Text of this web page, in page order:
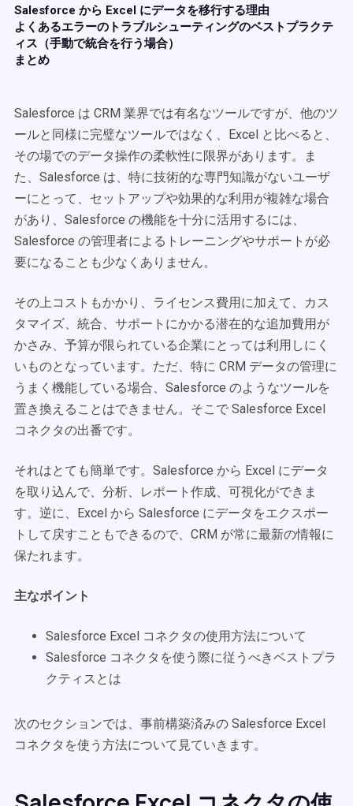
Salesforce から Excel にデータを移行する理由
よくあるエラーのトラブルシューティングのベストプラクテ
ィス（手動で統合を行う場合）
まとめ
Salesforce は CRM 業界では有名なツールですが、他のツ
ールと同様に完璧なツールではなく、Excel と比べると、
その場でのデータ操作の柔軟性に限界があります。ま
た、Salesforce は、特に技術的な専門知識がないユーザ
ーにとって、セットアップや効果的な利用が複雑な場合
があり、Salesforce の機能を十分に活用するには、
Salesforce の管理者によるトレーニングやサポートが必
要になることも少なくありません。
その上コストもかかり、ライセンス費用に加えて、カス
タマイズ、統合、サポートにかかる潜在的な追加費用が
かさみ、予算が限られている企業にとっては利用しにく
いものとなっています。ただ、特に CRM データの管理に
うまく機能している場合、Salesforce のようなツールを
置き換えることはできません。そこで Salesforce Excel
コネクタの出番です。
それはとても簡単です。Salesforce から Excel にデータ
を取り込んで、分析、レポート作成、可視化ができま
す。逆に、Excel から Salesforce にデータをエクスポー
トして戻すこともできるので、CRM が常に最新の情報に
保たれます。
主なポイント
Salesforce Excel コネクタの使用方法について
Salesforce コネクタを使う際に従うべきベストプラ
クティスとは
次のセクションでは、事前構築済みの Salesforce Excel
コネクタを使う方法について見ていきます。